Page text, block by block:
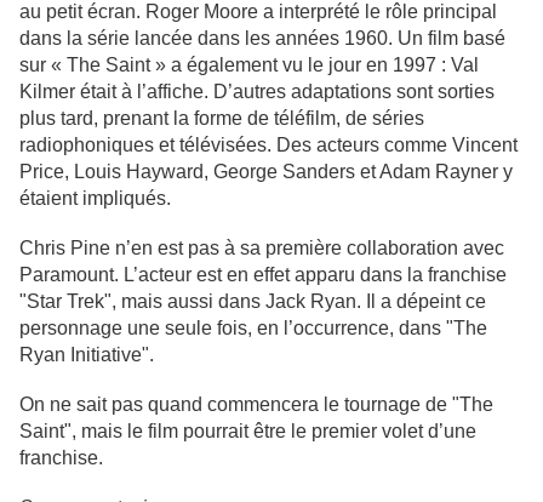
au petit écran. Roger Moore a interprété le rôle principal
dans la série lancée dans les années 1960. Un film basé
sur « The Saint » a également vu le jour en 1997 : Val
Kilmer était à l’affiche. D’autres adaptations sont sorties
plus tard, prenant la forme de téléfilm, de séries
radiophoniques et télévisées. Des acteurs comme Vincent
Price, Louis Hayward, George Sanders et Adam Rayner y
étaient impliqués.
Chris Pine n’en est pas à sa première collaboration avec
Paramount. L’acteur est en effet apparu dans la franchise
"Star Trek", mais aussi dans Jack Ryan. Il a dépeint ce
personnage une seule fois, en l’occurrence, dans "The
Ryan Initiative".
On ne sait pas quand commencera le tournage de "The
Saint", mais le film pourrait être le premier volet d’une
franchise.